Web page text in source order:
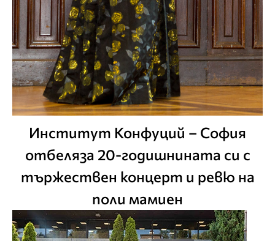
Институт Конфуций – София
отбеляза 20-годишнината си с
тържествен концерт и ревю на
поли мамиен